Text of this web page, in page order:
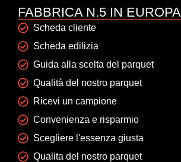
FABBRICA N.5 IN EUROPA
Scheda cliente
Scheda edilizia
Guida alla scelta del parquet
Qualità del nostro parquet
Ricevi un campione
Convenienza e risparmio
Scegliere l'essenza giusta
Qualita del nostro parquet